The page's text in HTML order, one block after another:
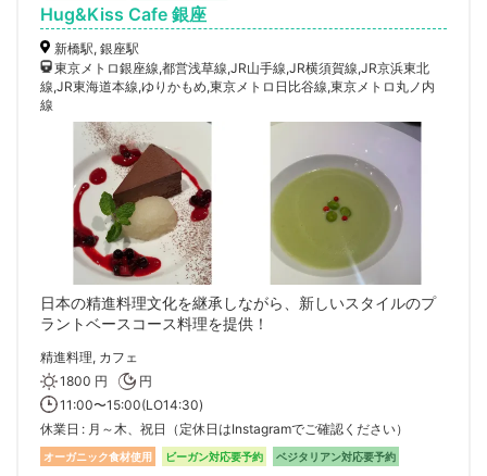
Hug&Kiss Cafe 銀座
新橋駅, 銀座駅
東京メトロ銀座線,都営浅草線,JR山手線,JR横須賀線,JR京浜東北
線,JR東海道本線,ゆりかもめ,東京メトロ日比谷線,東京メトロ丸ノ内
線
日本の精進料理文化を継承しながら、新しいスタイルのプ
ラントベースコース料理を提供！
精進料理, カフェ
1800 円
円
11:00〜15:00(LO14:30)
休業日
月～木、祝日（定休日はInstagramでご確認ください）
オーガニック食材使用 ビーガン対応要予約 ベジタリアン対応要予約